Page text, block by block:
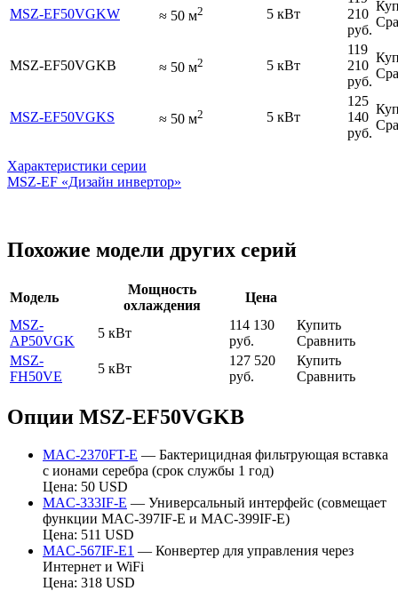
MSZ-EF50VGKW ≈ 50 м2 5 кВт
210
руб.
MSZ-EF50VGKB ≈ 50 м2 5 кВт
119
210
руб.
MSZ-EF50VGKS ≈ 50 м2 5 кВт
125
140
руб.
Характеристики серии
MSZ-EF «Дизайн инвертор»
Похожие модели других серий
Модель
Мощность
охлаждения
Цена
MSZ-
AP50VGK
5 кВт
114 130
руб.
Купить
Сравнить
MSZ-
FH50VE
5 кВт
127 520
руб.
Купить
Сравнить
Опции MSZ-EF50VGKB
MAC-2370FT-E — Бактерицидная фильтрующая вставка
с ионами серебра (срок службы 1 год)
Цена: 50 USD
MAC-333IF-E — Универсальный интерфейс (совмещает
функции MAC-397IF-E и MAC-399IF-E)
Цена: 511 USD
MAC-567IF-E1 — Конвертер для управления через
Интернет и WiFi
Цена: 318 USD